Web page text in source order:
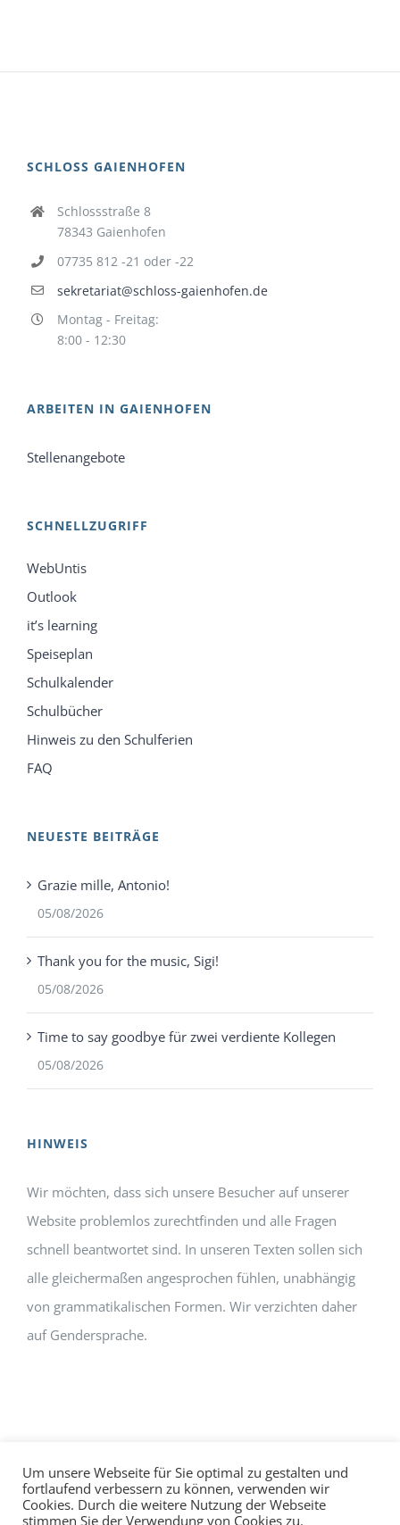
SCHLOSS GAIENHOFEN
Schlossstraße 8
78343 Gaienhofen
07735 812 -21 oder -22
sekretariat@schloss-gaienhofen.de
Montag - Freitag:
8:00 - 12:30
ARBEITEN IN GAIENHOFEN
Stellenangebote
SCHNELLZUGRIFF
WebUntis
Outlook
it’s learning
Speiseplan
Schulkalender
Schulbücher
Hinweis zu den Schulferien
FAQ
NEUESTE BEITRÄGE
Grazie mille, Antonio!
05/08/2026
Thank you for the music, Sigi!
05/08/2026
Time to say goodbye für zwei verdiente Kollegen
05/08/2026
HINWEIS
Wir möchten, dass sich unsere Besucher auf unserer
Website problemlos zurechtfinden und alle Fragen
schnell beantwortet sind. In unseren Texten sollen sich
alle gleichermaßen angesprochen fühlen, unabhängig
von grammatikalischen Formen. Wir verzichten daher
auf Gendersprache.
Impressum Datenschutz©hallo!rot
Um unsere Webseite für Sie optimal zu gestalten und
fortlaufend verbessern zu können, verwenden wir
Cookies. Durch die weitere Nutzung der Webseite
stimmen Sie der Verwendung von Cookies zu.